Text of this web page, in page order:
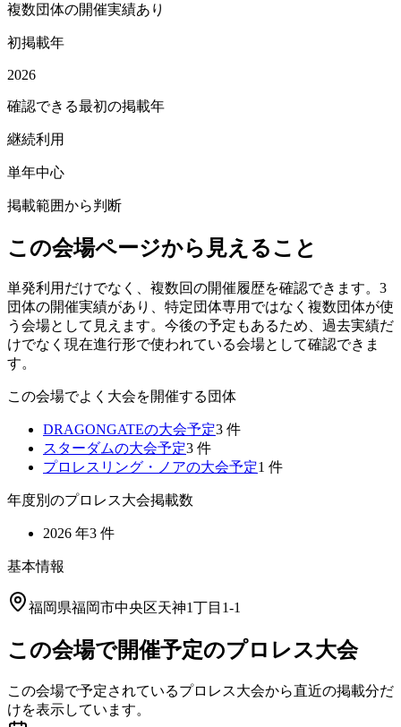
複数団体の開催実績あり
初掲載年
2026
確認できる最初の掲載年
継続利用
単年中心
掲載範囲から判断
この会場ページから見えること
単発利用だけでなく、複数回の開催履歴を確認できます。3
団体の開催実績があり、特定団体専用ではなく複数団体が使
う会場として見えます。今後の予定もあるため、過去実績だ
けでなく現在進行形で使われている会場として確認できま
す。
この会場でよく大会を開催する団体
DRAGONGATEの大会予定3 件
スターダムの大会予定3 件
プロレスリング・ノアの大会予定1 件
年度別のプロレス大会掲載数
2026 年3 件
基本情報
福岡県福岡市中央区天神1丁目1-1
この会場で開催予定のプロレス大会
この会場で予定されているプロレス大会から直近の掲載分だ
けを表示しています。